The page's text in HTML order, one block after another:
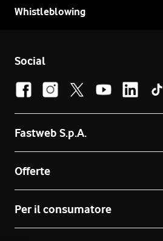
Whistleblowing
Social
Fastweb S.p.A.
Offerte
Per il consumatore